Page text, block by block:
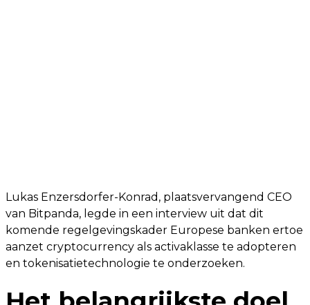
Lukas Enzersdorfer-Konrad, plaatsvervangend CEO
van Bitpanda, legde in een interview uit dat dit
komende regelgevingskader Europese banken ertoe
aanzet cryptocurrency als activaklasse te adopteren
en tokenisatietechnologie te onderzoeken.